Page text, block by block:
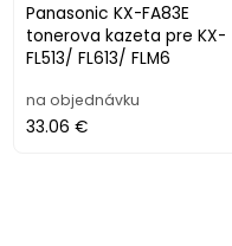
Panasonic KX-FA83E
tonerova kazeta pre KX-
FL513/ FL613/ FLM6
na objednávku
33.06 €